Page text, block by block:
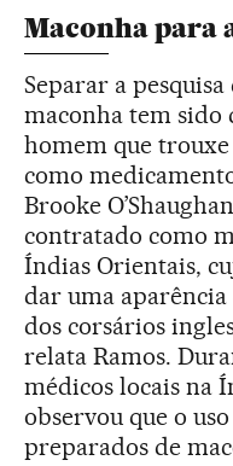
Maconha para
Separar a
maconha tem sido
homem que trouxe
como
Brooke
contratado como
Índias Orientais,
dar uma
dos corsários
relata Ramos.
médicos locais na
observou que o
preparados de